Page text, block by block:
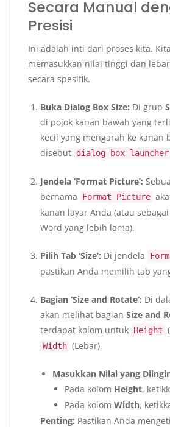
Secara Manual
Presisi
Ini adalah inti dari proses kita.
memasukkan nilai tinggi dan
secara spesifik.
Buka Dialog Box Size: Di grup
di pojok kanan bawah yang
kecil yang mengarah ke kanan
disebut dialog box launcher
Jendela ‘Format Picture’:
bernama
Format Picture
kanan layar Anda (atau
Word yang lebih lama).
Pilih Tab ‘Size’: Di jendela
pastikan Anda memilih tab
Bagian ‘Size and Rotate’: Di
akan melihat bagian Size and
terdapat kolom untuk Height
Width (Lebar).
Masukkan Nilai yang
Pada kolom Height,
Pada kolom Width,
Penting: Pastikan Anda